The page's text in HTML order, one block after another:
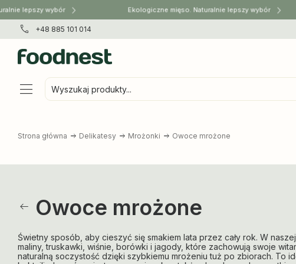
lepszy wybór Ekologiczne mięso. Naturalnie lepszy wybór
+48 885 101 014
Wyszukaj produkty...
Strona główna Delikatesy Mrożonki Owoce mrożone
Owoce mrożone
Świetny sposób, aby cieszyć się smakiem lata przez cały rok. W
maliny, truskawki, wiśnie, borówki i jagody, które zachowują swoje
naturalną soczystość dzięki szybkiemu mrożeniu tuż po zbiorach. To